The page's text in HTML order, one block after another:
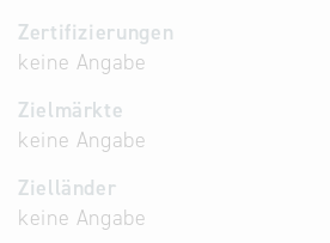
Zertifizierungen
keine Angabe
Zielmärkte
keine Angabe
Zielländer
keine Angabe